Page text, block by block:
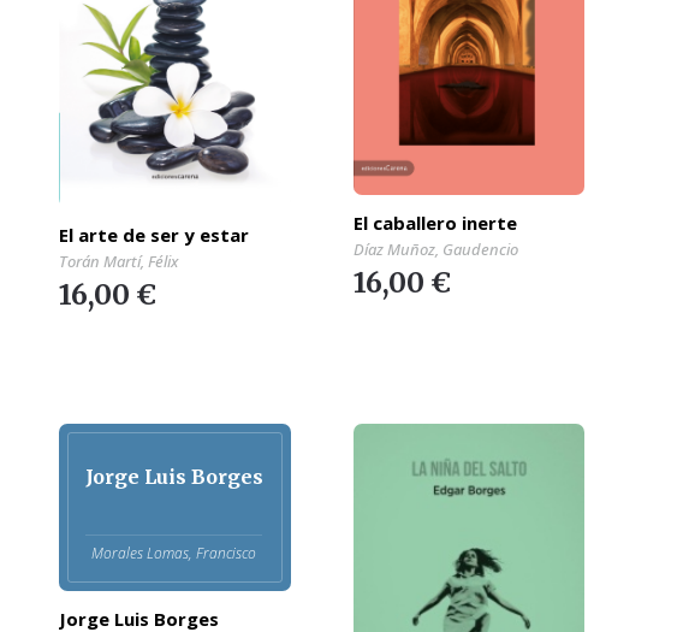
El arte de ser y estar
Torán Martí, Félix
16,00 €
El caballero inerte
Díaz Muñoz, Gaudencio
16,00 €
Jorge Luis Borges
Morales Lomas, Francisco
Jorge Luis Borges